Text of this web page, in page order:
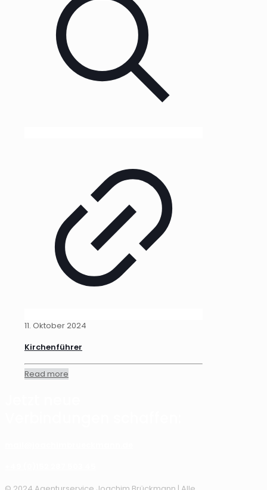
11. Oktober 2024
Kirchenführer
Read more